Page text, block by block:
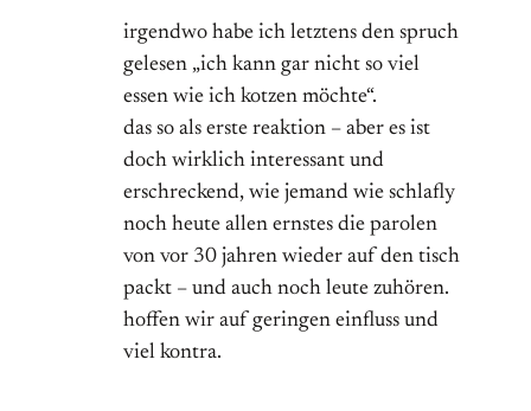
irgendwo habe ich letztens den spruch
gelesen „ich kann gar nicht so viel
essen wie ich kotzen möchte“.
das so als erste reaktion – aber es ist
doch wirklich interessant und
erschreckend, wie jemand wie schlafly
noch heute allen ernstes die parolen
von vor 30 jahren wieder auf den tisch
packt – und auch noch leute zuhören.
hoffen wir auf geringen einfluss und
viel kontra.